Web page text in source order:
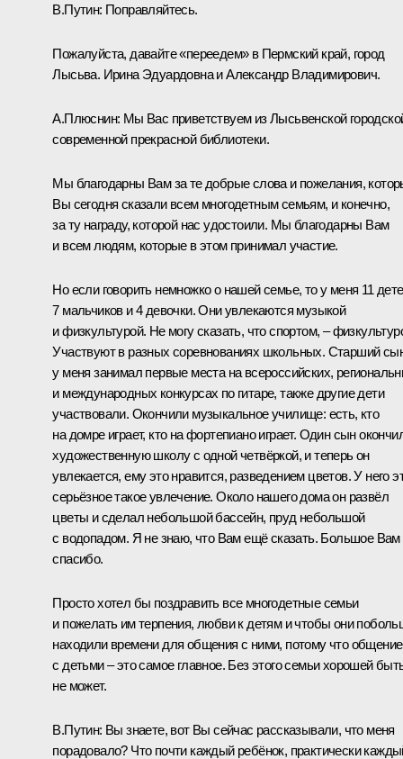
В.Путин: Поправляйтесь.
Пожалуйста, давайте «переедем» в Пермский край, город
Лысьва. Ирина Эдуардовна и Александр Владимирович.
А.Плюснин: Мы Вас приветствуем из Лысьвенской
современной прекрасной библиотеки.
Мы благодарны Вам за те добрые слова и пожелания,
Вы сегодня сказали всем многодетным семьям, и конечно,
за ту награду, которой нас удостоили. Мы благодарны Вам
и всем людям, которые в этом принимал участие.
Но если говорить немножко о нашей семье, то у меня 11
7 мальчиков и 4 девочки. Они увлекаются музыкой
и физкультурой. Не могу сказать, что спортом, –
Участвуют в разных соревнованиях школьных. Старший
у меня занимал первые места на всероссийских,
и международных конкурсах по гитаре, также другие дети
участвовали. Окончили музыкальное училище: есть, кто
на домре играет, кто на фортепиано играет. Один сын
художественную школу с одной четвёркой, и теперь он
увлекается, ему это нравится, разведением цветов. У него
серьёзное такое увлечение. Около нашего дома он развёл
цветы и сделал небольшой бассейн, пруд небольшой
с водопадом. Я не знаю, что Вам ещё сказать. Большое Вам
спасибо.
Просто хотел бы поздравить все многодетные семьи
и пожелать им терпения, любви к детям и чтобы они
находили времени для общения с ними, потому что общение
с детьми – это самое главное. Без этого семьи хорошей
не может.
В.Путин: Вы знаете, вот Вы сейчас рассказывали, что меня
порадовало? Что почти каждый ребёнок, практически